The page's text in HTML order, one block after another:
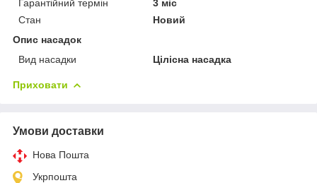
Гарантійний термін
3 міс
Стан
Новий
Опис насадок
Вид насадки
Цілісна насадка
Приховати
Умови доставки
Нова Пошта
Укрпошта